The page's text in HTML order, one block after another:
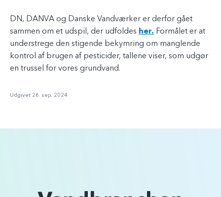
DN, DANVA og Danske Vandværker er derfor gået
sammen om et udspil, der udfoldes her. Formålet er at
understrege den stigende bekymring om manglende
kontrol af brugen af pesticider, tallene viser, som udgør
en trussel for vores grundvand.
Udgivet 26. sep. 2024